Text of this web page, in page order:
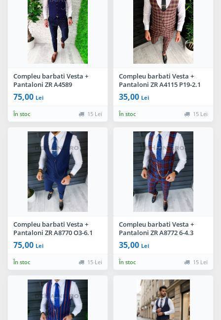
Compleu barbati Vesta +
Pantaloni ZR A4589
75,00 Lei
În stoc 15 Lei
Compleu barbati Vesta +
Pantaloni ZR A4115 P19-2.1
35,00 Lei
În stoc 15 Lei
Compleu barbati Vesta +
Pantaloni ZR A8770 O3-6.1
75,00 Lei
În stoc 15 Lei
Compleu barbati Vesta +
Pantaloni ZR A8772 6-4.3
35,00 Lei
În stoc 15 Lei